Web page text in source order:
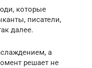
которые
писатели,
далее.
а
решает не